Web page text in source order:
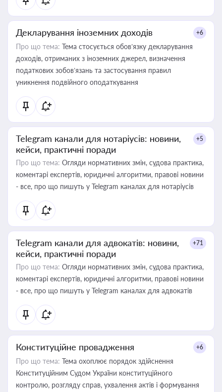
Декларування іноземних доходів +6
Про що тема: Тема стосується обов’язку декларування
доходів, отриманих з іноземних джерел, визначення
податкових зобов’язань та застосування правил
уникнення подвійного оподаткування
Telegram канали для нотаріусів: новини,
кейси, практичні поради
+5
Про що тема: Огляди нормативних змін, судова практика,
коментарі експертів, юридичні алгоритми, правові новини
- все, про що пишуть у Telegram каналах для нотаріусів
Telegram канали для адвокатів: новини,
кейси, практичні поради
+71
Про що тема: Огляди нормативних змін, судова практика,
коментарі експертів, юридичні алгоритми, правові новини
- все, про що пишуть у Telegram каналах для адвокатів
Конституційне провадження +6
Про що тема: Тема охоплює порядок здійснення
Конституційним Судом України конституційного
контролю, розгляду справ, ухвалення актів і формування